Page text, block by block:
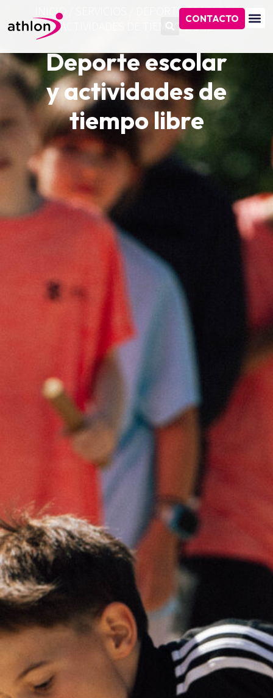
CONTACTO
INICIO
DEPORTE ESCOLAR Y
ACTIVIDADES DE TIEMPO LIBRE
Deporte escolar
y actividades de
tiempo libre